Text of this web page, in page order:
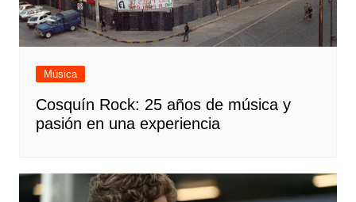
Música
Cosquín Rock: 25 años de música y
pasión en una experiencia